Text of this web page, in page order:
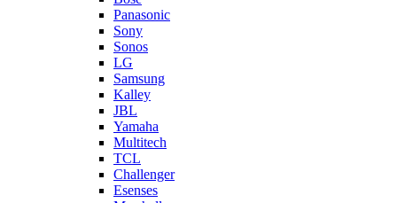
Panasonic
Sony
Sonos
LG
Samsung
Kalley
JBL
Yamaha
Multitech
TCL
Challenger
Esenses